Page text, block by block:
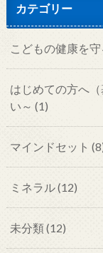
カテゴリー
こどもの健康を
はじめての方へ
い～ (1)
マインドセット
ミネラル(12)
未分類(12)